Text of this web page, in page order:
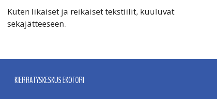
Kuten likaiset ja reikäiset tekstiilit, kuuluvat
sekajätteeseen.
KIERRÄTYSKESKUS EKOTORI